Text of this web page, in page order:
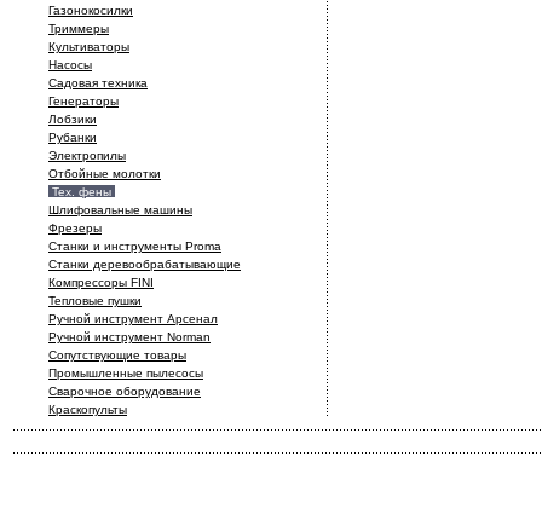
Газонокосилки
Триммеры
Культиваторы
Hасосы
Садовая техника
Генераторы
Лобзики
Рубанки
Электропилы
Отбойные молотки
Тех. фены
Шлифовальные машины
Фрезеры
Станки и инструменты Proma
Станки деревообрабатывающие
Компрессоры FINI
Тепловые пушки
Ручной инструмент Арсенал
Ручной инструмент Norman
Сопутствующие товары
Промышленные пылесосы
Сварочное оборудование
Краскопульты